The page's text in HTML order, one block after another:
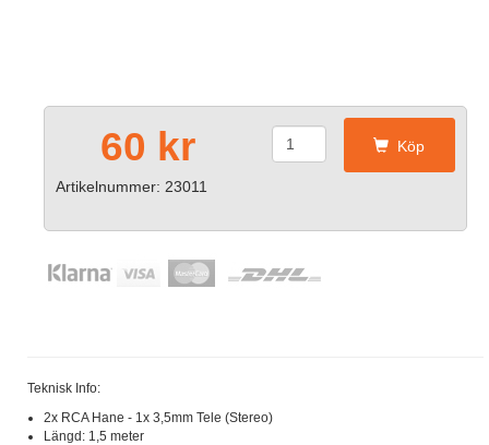
60 kr Köp
Artikelnummer: 23011
Teknisk Info:
2x RCA Hane - 1x 3,5mm Tele (Stereo)
Längd: 1,5 meter